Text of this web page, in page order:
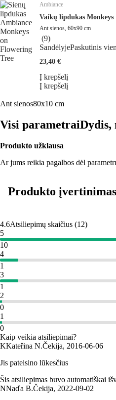
Ambiance
Vaikų lipdukas Monkeys
Ant sienos, 60x90 cm
(9)
SandėlyjePaskutinis
23,40 €
Į krepšelį
Į krepšelį
Ant sienos80x10 cm
Visi parametraiDydis,
Produkto užklausa
Ar jums reikia pagalbos dėl
Produkto įvertinimas
4.6Atsiliepimų skaičius (12)
5
10
4
1
3
1
2
0
1
0
Kaip veikia atsiliepimai?
KKateřina N.Čekija, 2016‑06‑06
Jis pateisino lūkesčius
Šis atsiliepimas buvo automatiškai
NNaďa B.Čekija, 2022‑09‑02